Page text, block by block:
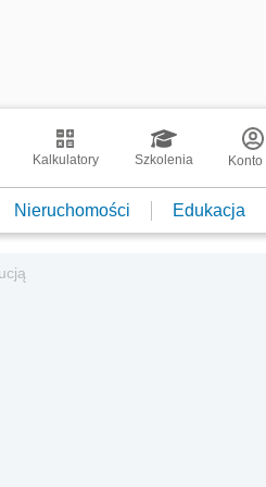
Kalkulatory Szkolenia Konto
Nieruchomości Edukacja